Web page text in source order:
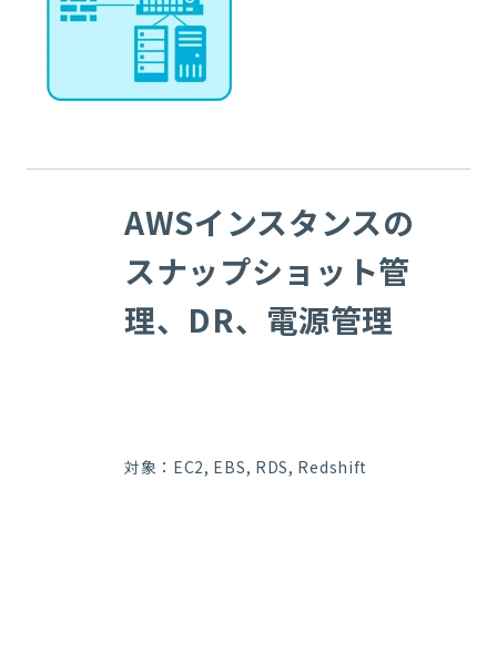
AWSインスタンスの
スナップショット管
理、DR、電源管理
対象：EC2, EBS, RDS, Redshift